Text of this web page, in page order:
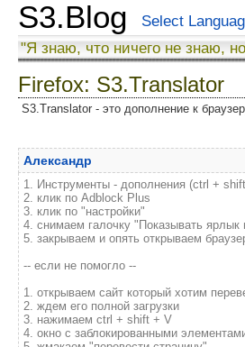
S3.Blog Select
"Я знаю, что ничего не знаю,
Firefox: S3.Translator
S3.Translator - это дополнение к
Александр
1. Инструменты - дополнения (ctrl +
2. клик по Adblock Plus
3. клик по "настройки"
4. снимаем галочку "Показывать ярлык
5. закрываем и опять открываем
-- если не помогло --
1. открываем сайт который хотим
2. ждем его полной загрузки
3. нажимаем ctrl + shift + V
4. окно с заблокированными